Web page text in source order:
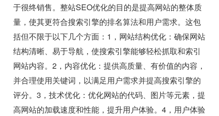
于很终销售。整站SEO优化的目的是提高网站的整体质
量，使其更符合搜索引擎的排名算法和用户需求。这包
括但不限于以下几个方面：1，网站结构优化：确保网站
结构清晰、易于导航，使搜索引擎能够轻松抓取和索引
网站内容。2，内容优化：提供高质量、有价值的内容，
并合理使用关键词，以满足用户需求并提高搜索引擎的
评分。3，技术优化：优化网站的代码、图片等元素，提
高网站的加载速度和性能，提升用户体验。4，用户体验